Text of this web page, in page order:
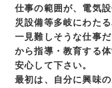
仕事の範囲が、電気
災設備等多岐にわたる
一見難しそうな仕事
から指導・教育する
安心して下さい。
最初は、自分に興味